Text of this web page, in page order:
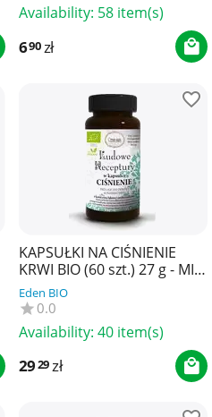
Availability: 58 item(s)
690zł
KAPSUŁKI NA CIŚNIENIE
KRWI BIO (60 szt.) 27 g - MIR-
LEK (LUDOWE RECEPTURY)
Eden BIO
0.0
Availability: 40 item(s)
2929zł